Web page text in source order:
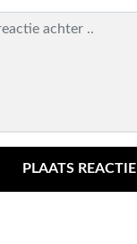
PLAATS REACTIE